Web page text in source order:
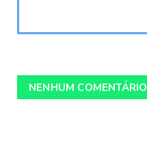
NENHUM COMENTÁRIO